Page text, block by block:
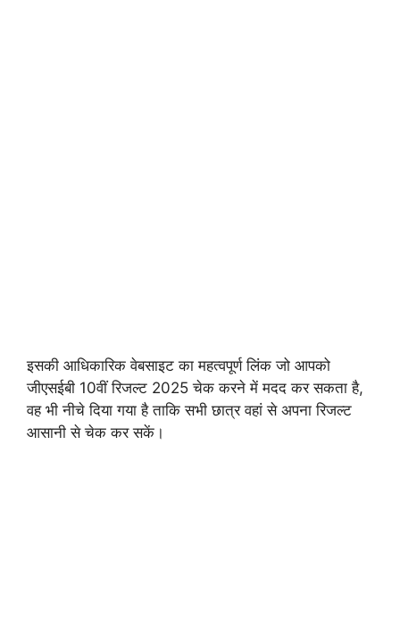
इसकी आधिकारिक वेबसाइट का महत्वपूर्ण लिंक जो आपको
जीएसईबी 10वीं रिजल्ट 2025 चेक करने में मदद कर सकता है,
वह भी नीचे दिया गया है ताकि सभी छात्र वहां से अपना रिजल्ट
आसानी से चेक कर सकें।